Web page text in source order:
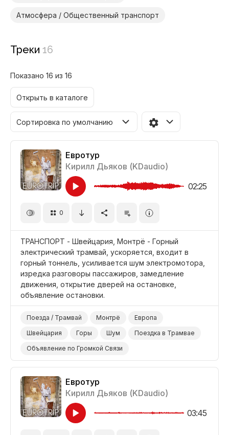
Атмосфера / Общественный транспорт
Треки 16
Показано 16 из 16
Открыть в каталоге
Сортировка по умолчанию
Евротур
Кирилл Дьяков (KDaudio)
02:25
0
ТРАНСПОРТ - Швейцария, Монтрё - Горный
электрический трамвай, ускоряется, входит в
горный тоннель, усиливается шум электромотора,
изредка разговоры пассажиров, замедление
движения, открытие дверей на остановке,
объявление остановки.
Поезда / Трамвай Монтрё
Европа
Швейцария
Горы Шум
Поездка в Трамвае
Объявление по Громкой Связи
Евротур
Кирилл Дьяков (KDaudio)
03:45